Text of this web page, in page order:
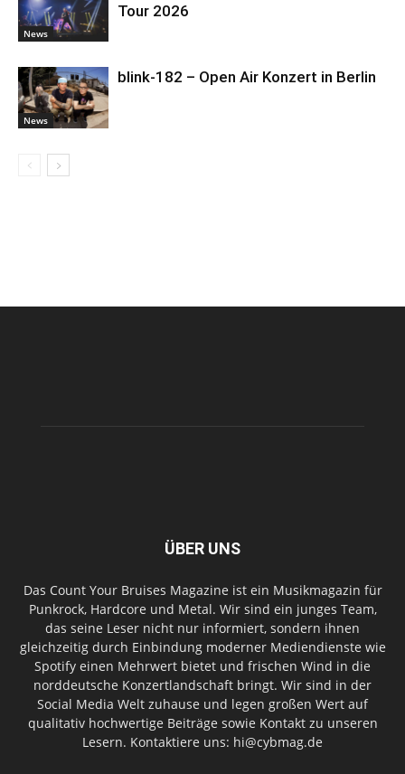
News
Tour 2026
News
blink-182 – Open Air Konzert in Berlin
ÜBER UNS
Das Count Your Bruises Magazine ist ein Musikmagazin für
Punkrock, Hardcore und Metal. Wir sind ein junges Team,
das seine Leser nicht nur informiert, sondern ihnen
gleichzeitig durch Einbindung moderner Mediendienste wie
Spotify einen Mehrwert bietet und frischen Wind in die
norddeutsche Konzertlandschaft bringt. Wir sind in der
Social Media Welt zuhause und legen großen Wert auf
qualitativ hochwertige Beiträge sowie Kontakt zu unseren
Lesern. Kontaktiere uns: hi@cybmag.de